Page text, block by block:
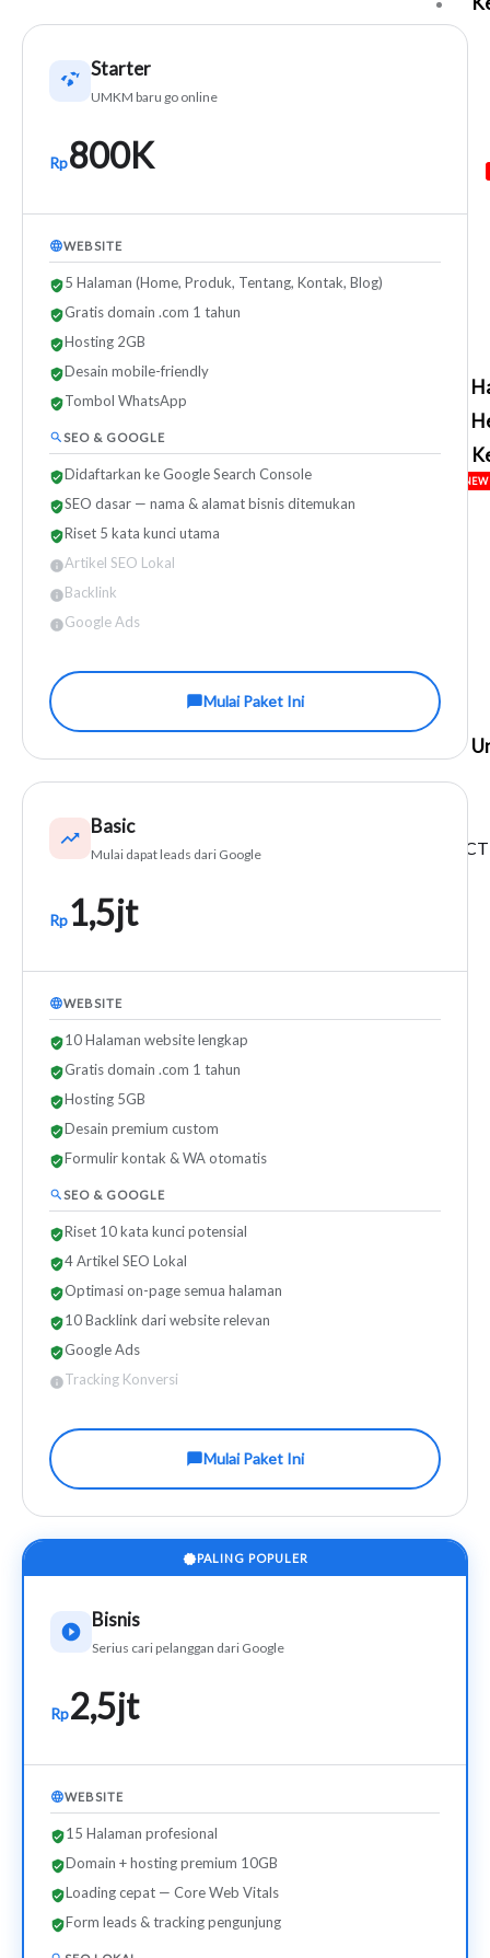
NEW
Starter
UMKM baru go online
Rp800K
WEBSITE
5 Halaman (Home, Produk, Tentang, Kontak, Blog)
Gratis domain .com 1 tahun
Hosting 2GB
Desain mobile-friendly
Tombol WhatsApp
SEO & GOOGLE
Didaftarkan ke Google Search Console
SEO dasar — nama & alamat bisnis ditemukan
Riset 5 kata kunci utama
Artikel SEO Lokal
Backlink
Google Ads
Mulai Paket Ini
Basic
Mulai dapat leads dari Google
Rp1,5jt
WEBSITE
10 Halaman website lengkap
Gratis domain .com 1 tahun
Hosting 5GB
Desain premium custom
Formulir kontak & WA otomatis
SEO & GOOGLE
Riset 10 kata kunci potensial
4 Artikel SEO Lokal
Optimasi on-page semua halaman
10 Backlink dari website relevan
Google Ads
Tracking Konversi
Mulai Paket Ini
PALING POPULER
Bisnis
Serius cari pelanggan dari Google
Rp2,5jt
WEBSITE
15 Halaman profesional
Domain + hosting premium 10GB
Loading cepat — Core Web Vitals
Form leads & tracking pengunjung